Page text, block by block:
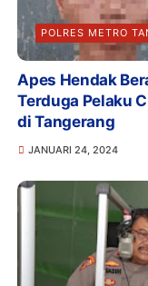
POLRES METRO
Apes Hendak
Terduga Pelaku
di Tangerang
JANUARI 24, 2024